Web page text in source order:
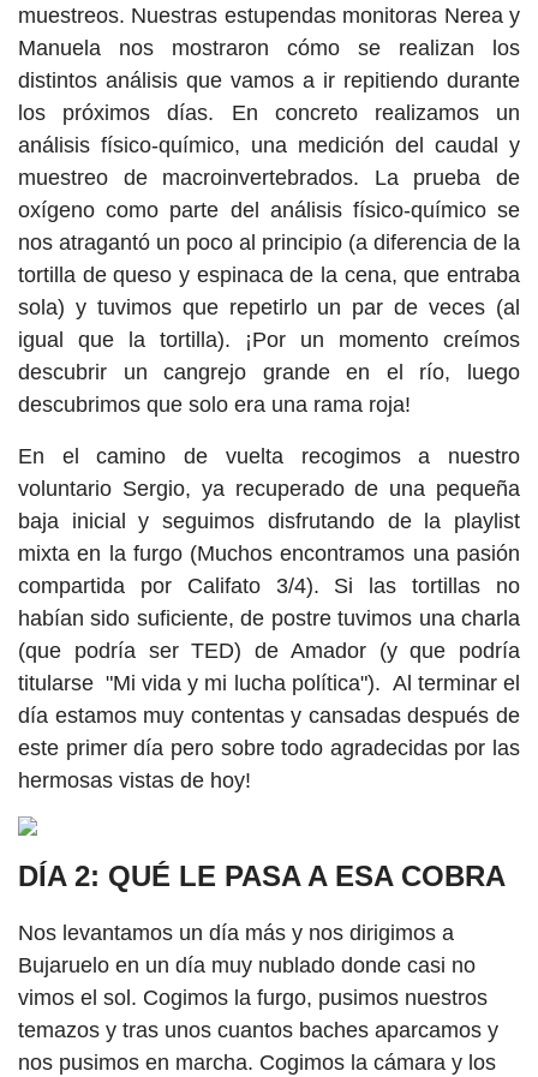
muestreos. Nuestras estupendas monitoras Nerea y
Manuela nos mostraron cómo se realizan los
distintos análisis que vamos a ir repitiendo durante
los próximos días. En concreto realizamos un
análisis físico-químico, una medición del caudal y
muestreo de macroinvertebrados. La prueba de
oxígeno como parte del análisis físico-químico se
nos atragantó un poco al principio (a diferencia de la
tortilla de queso y espinaca de la cena, que entraba
sola) y tuvimos que repetirlo un par de veces (al
igual que la tortilla). ¡Por un momento creímos
descubrir un cangrejo grande en el río, luego
descubrimos que solo era una rama roja!
En el camino de vuelta recogimos a nuestro
voluntario Sergio, ya recuperado de una pequeña
baja inicial y seguimos disfrutando de la playlist
mixta en la furgo (Muchos encontramos una pasión
compartida por Califato 3/4). Si las tortillas no
habían sido suficiente, de postre tuvimos una charla
(que podría ser TED) de Amador (y que podría
titularse "Mi vida y mi lucha política"). Al terminar el
día estamos muy contentas y cansadas después de
este primer día pero sobre todo agradecidas por las
hermosas vistas de hoy!
DÍA 2: QUÉ LE PASA A ESA COBRA
Nos levantamos un día más y nos dirigimos a
Bujaruelo en un día muy nublado donde casi no
vimos el sol. Cogimos la furgo, pusimos nuestros
temazos y tras unos cuantos baches aparcamos y
nos pusimos en marcha. Cogimos la cámara y los